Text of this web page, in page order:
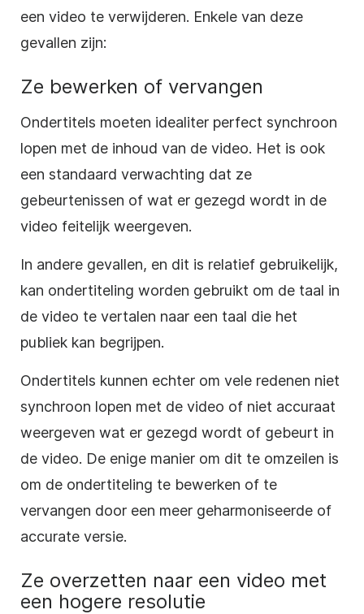
een video te verwijderen. Enkele van deze
gevallen zijn:
Ze bewerken of vervangen
Ondertitels moeten idealiter perfect synchroon
lopen met de inhoud van de video. Het is ook
een standaard verwachting dat ze
gebeurtenissen of wat er gezegd wordt in de
video feitelijk weergeven.
In andere gevallen, en dit is relatief gebruikelijk,
kan ondertiteling worden gebruikt om de taal in
de video te vertalen naar een taal die het
publiek kan begrijpen.
Ondertitels kunnen echter om vele redenen niet
synchroon lopen met de video of niet accuraat
weergeven wat er gezegd wordt of gebeurt in
de video. De enige manier om dit te omzeilen is
om de ondertiteling te bewerken of te
vervangen door een meer geharmoniseerde of
accurate versie.
Ze overzetten naar een video met
een hogere resolutie